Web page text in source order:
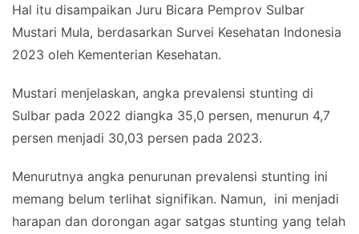
Hal itu disampaikan Juru Bicara Pemprov Sulbar
Mustari Mula, berdasarkan Survei Kesehatan Indonesia
2023 oleh Kementerian Kesehatan.
Mustari menjelaskan, angka prevalensi stunting di
Sulbar pada 2022 diangka 35,0 persen, menurun 4,7
persen menjadi 30,03 persen pada 2023.
Menurutnya angka penurunan prevalensi stunting ini
memang belum terlihat signifikan. Namun, ini menjadi
harapan dan dorongan agar satgas stunting yang telah